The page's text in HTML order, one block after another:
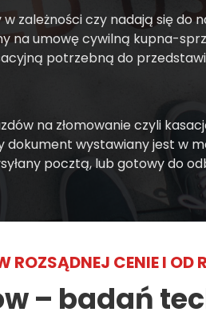
zależności czy nadają się do
na umowę cywilną kupna-
potrzebną do
na złomowanie czyli
dokument wystawiany jest w
pocztą, lub gotowy do
CENIE I OD
– badań